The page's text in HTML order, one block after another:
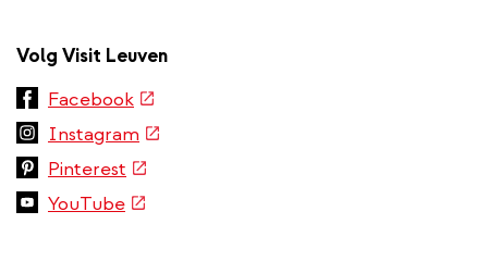
Volg Visit Leuven
Facebook(externe
link)
Instagram (externe
link)
Pinterest (externe
link)
YouTube(externe